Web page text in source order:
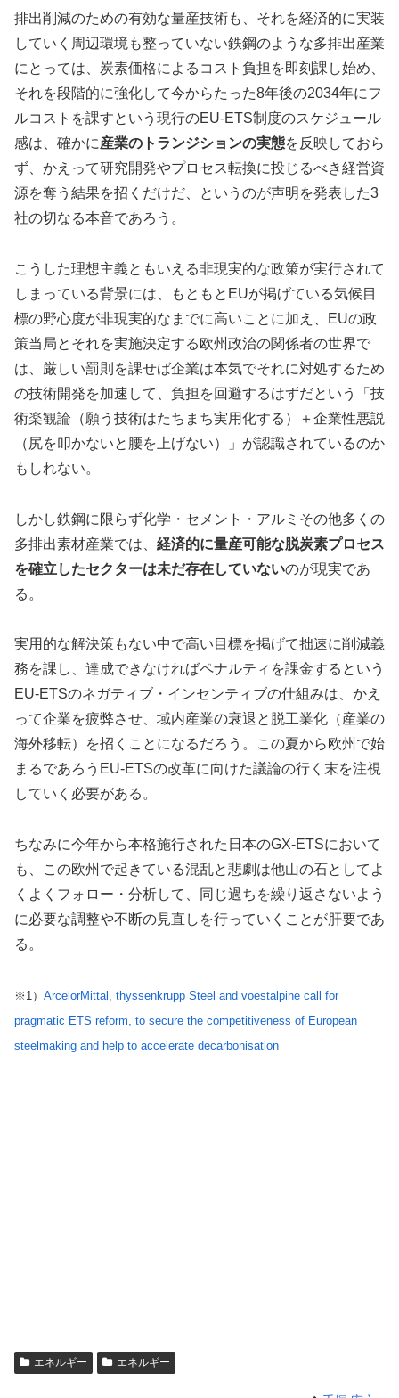
排出削減のための有効な量産技術も、それを経済的に実装
していく周辺環境も整っていない鉄鋼のような多排出産業
にとっては、炭素価格によるコスト負担を即刻課し始め、
それを段階的に強化して今からたった8年後の2034年にフ
ルコストを課すという現行のEU-ETS制度のスケジュール
感は、確かに産業のトランジションの実態を反映しておら
ず、かえって研究開発やプロセス転換に投じるべき経営資
源を奪う結果を招くだけだ、というのが声明を発表した3
社の切なる本音であろう。
こうした理想主義ともいえる非現実的な政策が実行されて
しまっている背景には、もともとEUが掲げている気候目
標の野心度が非現実的なまでに高いことに加え、EUの政
策当局とそれを実施決定する欧州政治の関係者の世界で
は、厳しい罰則を課せば企業は本気でそれに対処するため
の技術開発を加速して、負担を回避するはずだという「技
術楽観論（願う技術はたちまち実用化する）＋企業性悪説
（尻を叩かないと腰を上げない）」が認識されているのか
もしれない。
しかし鉄鋼に限らず化学・セメント・アルミその他多くの
多排出素材産業では、 経済的に量産可能な脱炭素プロセス
を確立したセクターは未だ存在していないのが現実であ
る。
実用的な解決策もない中で高い目標を掲げて拙速に削減義
務を課し、達成できなければペナルティを課金するという
EU-ETSのネガティブ・インセンティブの仕組みは、かえ
って企業を疲弊させ、域内産業の衰退と脱工業化（産業の
海外移転）を招くことになるだろう。この夏から欧州で始
まるであろうEU-ETSの改革に向けた議論の行く末を注視
していく必要がある。
ちなみに今年から本格施行された日本のGX-ETSにおいて
も、この欧州で起きている混乱と悲劇は他山の石としてよ
くよくフォロー・分析して、同じ過ちを繰り返さないよう
に必要な調整や不断の見直しを行っていくことが肝要であ
る。
※1） ArcelorMittal, thyssenkrupp Steel and voestalpine call for
pragmatic ETS reform, to secure the competitiveness of European
steelmaking and help to accelerate decarbonisation
エネルギー エネルギー